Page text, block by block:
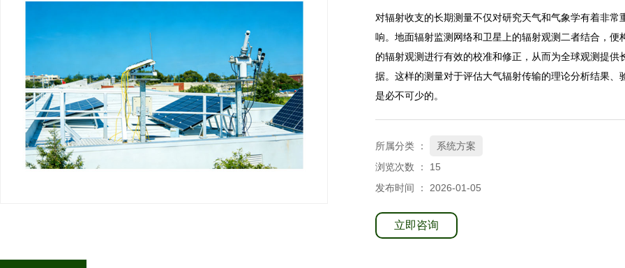
对辐射收支的长期测量不仅对研究天气和气象学有着非
响。地面辐射监测网络和卫星上的辐射观测二者结合，
的辐射观测进行有效的校准和修正，从而为全球观测提
据。这样的测量对于评估大气辐射传输的理论分析结果
是必不可少的。
所属分类 ：
系统方案
浏览次数 ： 15
发布时间 ： 2026-01-05
立即咨询